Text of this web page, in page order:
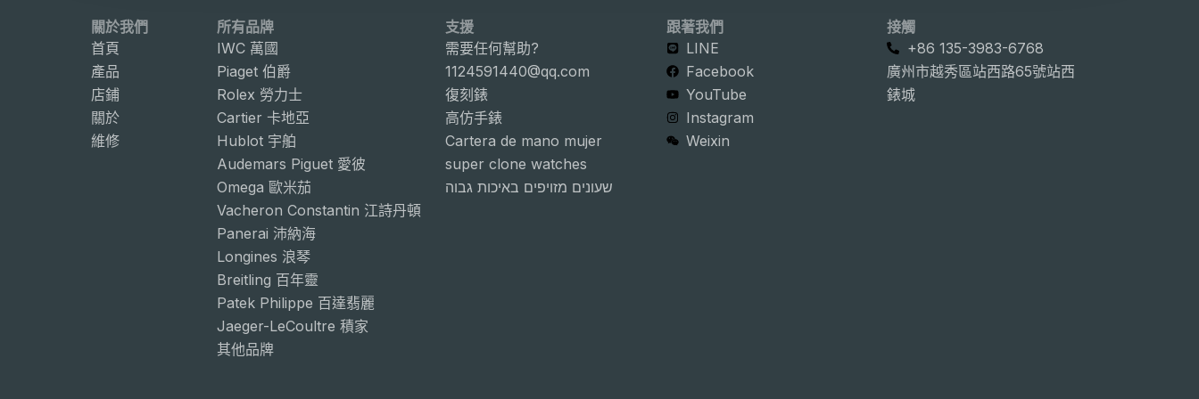
關於我們
首頁
產品
店鋪
關於
維修
所有品牌
IWC 萬國
Piaget 伯爵
Rolex 勞力士
Cartier 卡地亞
Hublot 宇舶
Audemars Piguet 愛彼
Omega 歐米茄
Vacheron Constantin 江詩丹頓
Panerai 沛納海
Longines 浪琴
Breitling 百年靈
Patek Philippe 百達翡麗
Jaeger-LeCoultre 積家
其他品牌
支援
需要任何幫助?
1124591440@qq.com
復刻錶
高仿手錶
Cartera de mano mujer
super clone watches
שעונים מזויפים באיכות גבוה
跟著我們
LINE
Facebook
YouTube
Instagram
Weixin
接觸
+86 135-3983-6768
廣州市越秀區站西路65號站西
錶城